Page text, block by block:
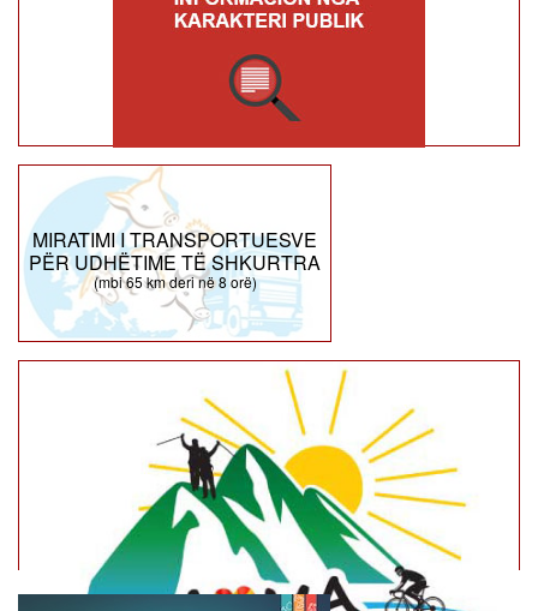
MIRATIMI I TRANSPORTUESVE
PËR UDHËTIME TË SHKURTRA
(mbi 65 km deri në 8 orë)